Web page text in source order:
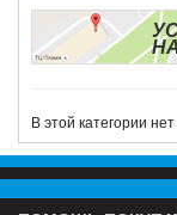
В этой категории